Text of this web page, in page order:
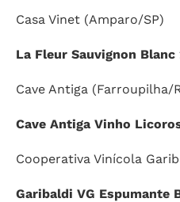
Casa Vinet (Amparo/SP)
La Fleur Sauvignon Blanc
Cave Antiga (Farroupilha/
Cave Antiga Vinho
Cooperativa Vinícola
Garibaldi VG Espumante